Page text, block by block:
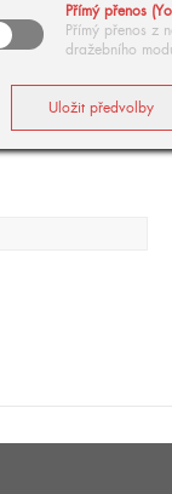
Přímý přenos
Přímý přenos z
dražebního